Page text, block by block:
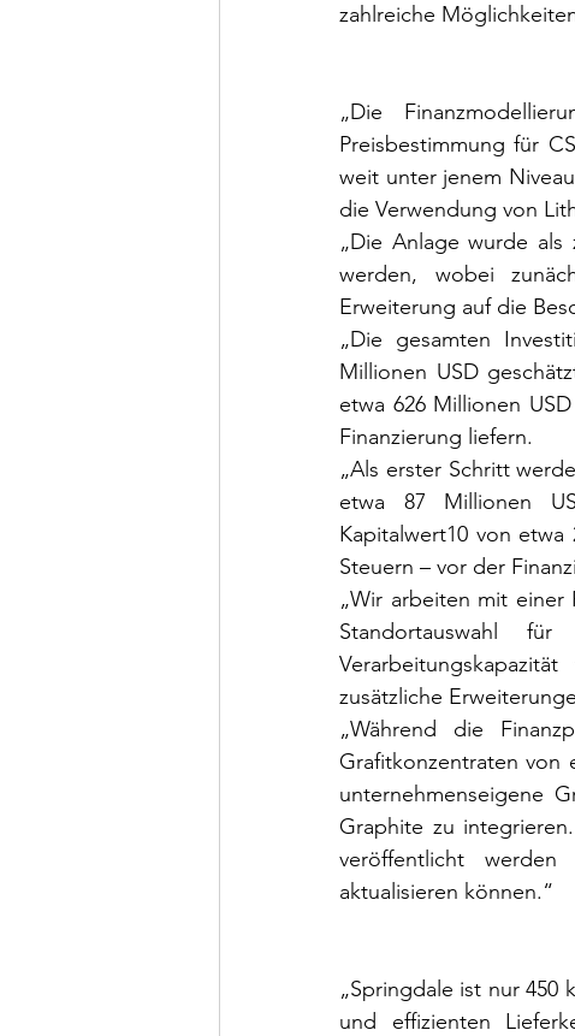
zahlreiche
„Die
Preisbestimmung für
weit unter jenem
die Verwendung von
„Die Anlage wurde
werden, wobei
Erweiterung auf die
„Die gesamten
Millionen USD
etwa 626 Millionen
Finanzierung liefern.
„Als erster Schritt
etwa 87 Millionen
Kapitalwert10 von
Steuern – vor der
„Wir arbeiten mit einer
Standortauswahl
zusätzliche
„Während die
Grafitkonzentraten von
unternehmenseigene
Graphite zu
veröffentlicht werden
aktualisieren können.“
„Springdale ist nur
und effizienten